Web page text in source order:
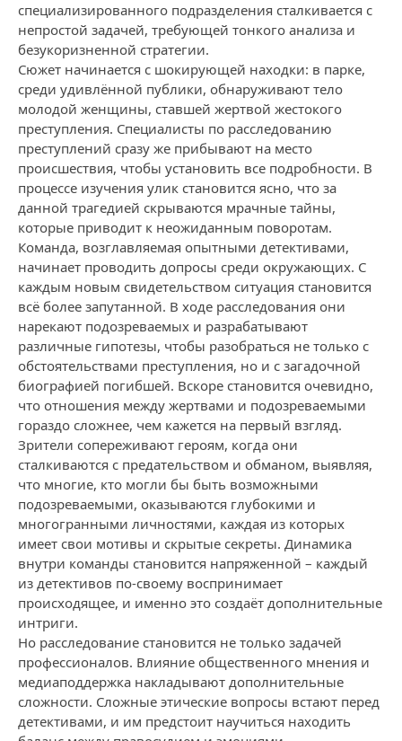
специализированного подразделения сталкивается с
непростой задачей, требующей тонкого анализа и
безукоризненной стратегии.
Сюжет начинается с шокирующей находки: в парке,
среди удивлённой публики, обнаруживают тело
молодой женщины, ставшей жертвой жестокого
преступления. Специалисты по расследованию
преступлений сразу же прибывают на место
происшествия, чтобы установить все подробности. В
процессе изучения улик становится ясно, что за
данной трагедией скрываются мрачные тайны,
которые приводит к неожиданным поворотам.
Команда, возглавляемая опытными детективами,
начинает проводить допросы среди окружающих. С
каждым новым свидетельством ситуация становится
всё более запутанной. В ходе расследования они
нарекают подозреваемых и разрабатывают
различные гипотезы, чтобы разобраться не только с
обстоятельствами преступления, но и с загадочной
биографией погибшей. Вскоре становится очевидно,
что отношения между жертвами и подозреваемыми
гораздо сложнее, чем кажется на первый взгляд.
Зрители сопереживают героям, когда они
сталкиваются с предательством и обманом, выявляя,
что многие, кто могли бы быть возможными
подозреваемыми, оказываются глубокими и
многогранными личностями, каждая из которых
имеет свои мотивы и скрытые секреты. Динамика
внутри команды становится напряженной – каждый
из детективов по-своему воспринимает
происходящее, и именно это создаёт дополнительные
интриги.
Но расследование становится не только задачей
профессионалов. Влияние общественного мнения и
медиаподдержка накладывают дополнительные
сложности. Сложные этические вопросы встают перед
детективами, и им предстоит научиться находить